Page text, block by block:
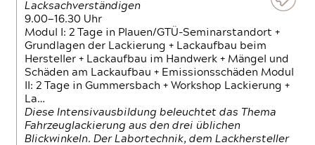
Lacksachverständigen
9.00—16.30 Uhr
Modul I: 2 Tage in Plauen/GTÜ-Seminarstandort +
Grundlagen der Lackierung + Lackaufbau beim
Hersteller + Lackaufbau im Handwerk + Mängel und
Schäden am Lackaufbau + Emissionsschäden Modul
II: 2 Tage in Gummersbach + Workshop Lackierung +
La…
Diese Intensivausbildung beleuchtet das Thema
Fahrzeuglackierung aus den drei üblichen
Blickwinkeln. Der Labortechnik, dem Lackhersteller